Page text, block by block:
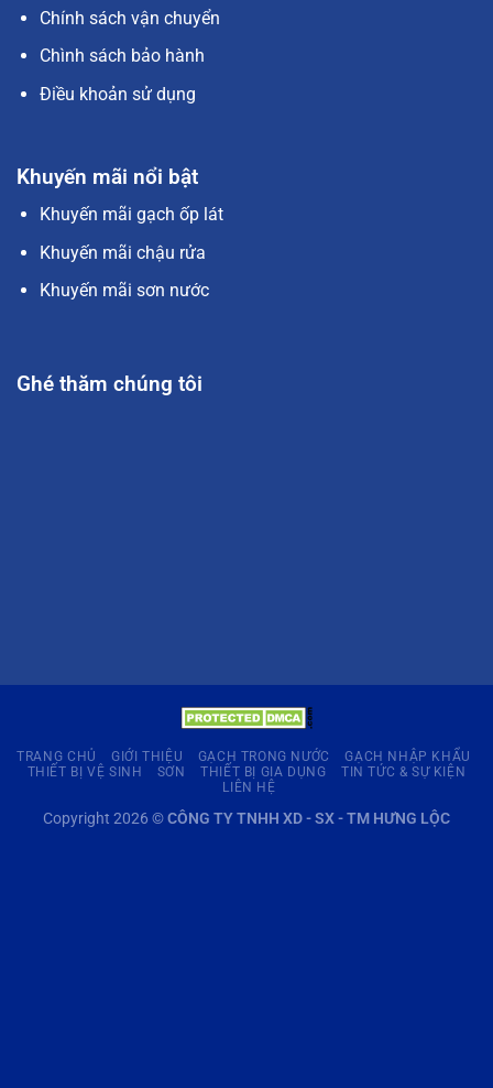
Chính sách vận chuyển
Chình sách bảo hành
Điều khoản sử dụng
Khuyến mãi nổi bật
Khuyến mãi gạch ốp lát
Khuyến mãi chậu rửa
Khuyến mãi sơn nước
Ghé thăm chúng tôi
TRANG CHỦ GIỚI THIỆU GẠCH TRONG NƯỚC
GẠCH NHẬP KHẨU
THIẾT BỊ VỆ SINH
SƠN THIẾT BỊ GIA DỤNG
TIN TỨC & SỰ KIỆN
LIÊN HỆ
Copyright 2026 ©CÔNG TY TNHH XD - SX - TM HƯNG LỘC